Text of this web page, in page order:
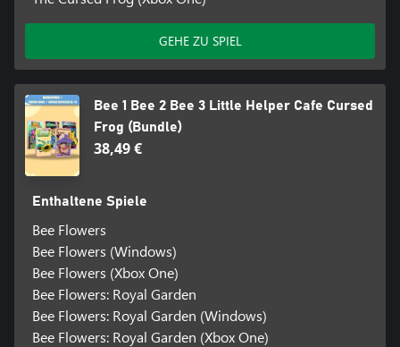
GEHE ZU SPIEL
Bee 1 Bee 2 Bee 3 Little Helper Cafe Cursed
Frog (Bundle)
38,49 €
Enthaltene Spiele
Bee Flowers
Bee Flowers (Windows)
Bee Flowers (Xbox One)
Bee Flowers: Royal Garden
Bee Flowers: Royal Garden (Windows)
Bee Flowers: Royal Garden (Xbox One)